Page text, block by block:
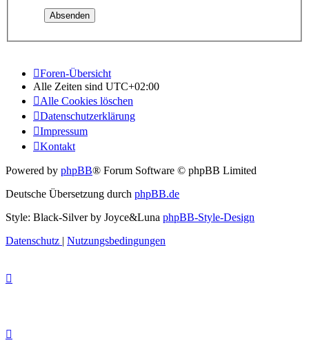
Foren-Übersicht
Alle Zeiten sind UTC+02:00
Alle Cookies löschen
Datenschutzerklärung
Impressum
Kontakt
Powered by phpBB® Forum Software © phpBB Limited
Deutsche Übersetzung durch phpBB.de
Style: Black-Silver by Joyce&Luna phpBB-Style-Design
Datenschutz | Nutzungsbedingungen